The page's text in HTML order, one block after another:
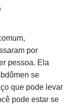
por
pessoa. Ela
se
que pode levar
pode estar se